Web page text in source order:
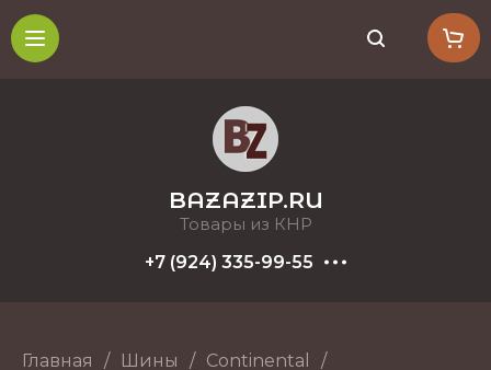
BAZAZIP.RU
Товары из КНР
+7 (924) 335-99-55
Главная / Шины / Continental
/